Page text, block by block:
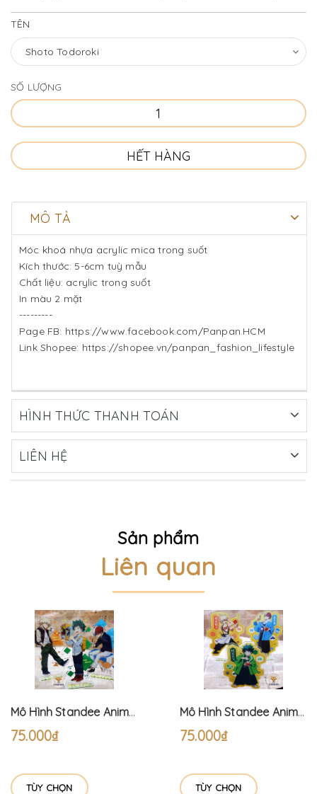
https://shopee.vn/panpan_fashion_lifestyle
TÊN
SỐ LƯỢNG
HẾT HÀNG
MÔ TẢ
Móc khoá nhựa acrylic mica trong suốt
Kích thước: 5-6cm tuỳ mẫu
Chất liệu: acrylic trong suốt
In màu 2 mặt
---------
Page FB: https://www.facebook.com/Panpan.HCM
Link Shopee: https://shopee.vn/panpan_fashion_lifestyle
HÌNH THỨC THANH TOÁN
LIÊN HỆ
Sản phẩm
Liên quan
Mô Hình Standee Anime Học Viện Siêu Anh Hùng Đồ Thường ngày - My Hero Academia (15cm) Bakugo Izuku Shoto
75.000₫
TÙY CHỌN
Mô Hình Standee Anime Học Viện Siêu Anh Hùng Lễ Hội - My Hero Academia (15cm) Bakugo Izuku Shoto
75.000₫
TÙY CHỌN